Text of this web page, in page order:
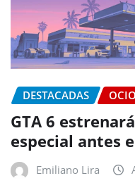
DESTACADAS OCIO
GTA 6
especial antes
Emiliano Lira